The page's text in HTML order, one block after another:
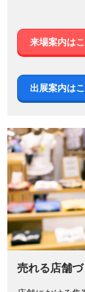
来場案内は
出展案内は
売れる店舗